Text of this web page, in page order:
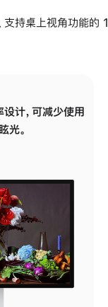
持桌上视角功能的
计，可减少使用
光。